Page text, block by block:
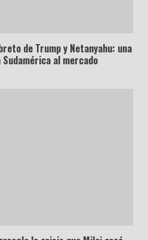
de Trump y Netanyahu: una
al mercado